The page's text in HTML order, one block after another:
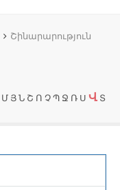
Շինարարություն
Մ ՅՆ Շ Ո ՉՊ Ջ Ռ Ս Վ Տ